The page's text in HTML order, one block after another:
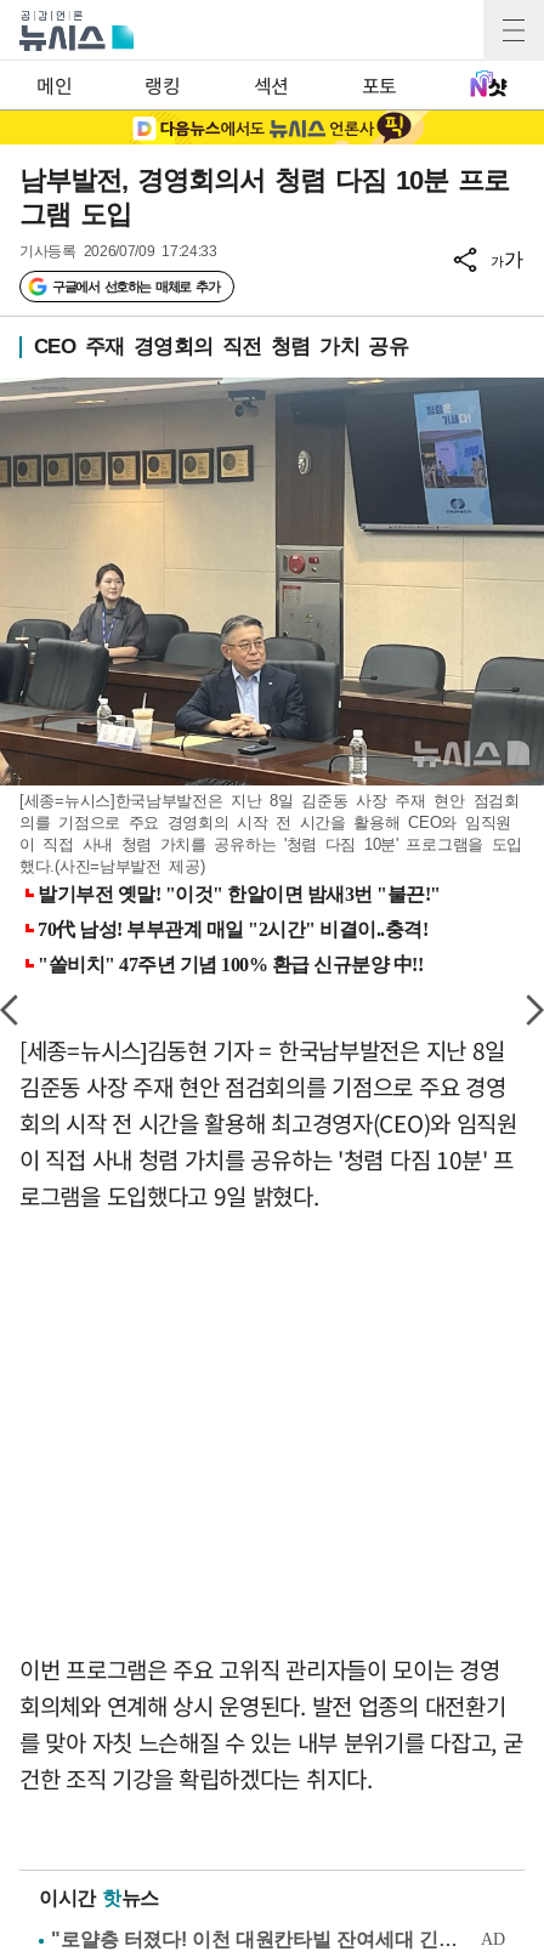
메인 랭킹 섹션 포토
남부발전, 경영회의서 청렴 다짐 10분 프로
그램 도입
기사등록 2026/07/09 17:24:33
구글에서 선호하는 매체로 추가
가가
CEO 주재 경영회의 직전 청렴 가치 공유
[세종=뉴시스]한국남부발전은 지난 8일 김준동 사장 주재 현안 점검회
의를 기점으로 주요 경영회의 시작 전 시간을 활용해 CEO와 임직원
이 직접 사내 청렴 가치를 공유하는 '청렴 다짐 10분' 프로그램을 도입
했다.(사진=남부발전 제공)
[세종=뉴시스]김동현 기자 = 한국남부발전은 지난 8일
김준동 사장 주재 현안 점검회의를 기점으로 주요 경영
회의 시작 전 시간을 활용해 최고경영자(CEO)와 임직원
이 직접 사내 청렴 가치를 공유하는 '청렴 다짐 10분' 프
로그램을 도입했다고 9일 밝혔다.
이번 프로그램은 주요 고위직 관리자들이 모이는 경영
회의체와 연계해 상시 운영된다. 발전 업종의 대전환기
를 맞아 자칫 느슨해질 수 있는 내부 분위기를 다잡고, 굳
건한 조직 기강을 확립하겠다는 취지다.
이시간 핫뉴스